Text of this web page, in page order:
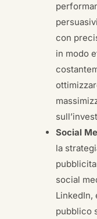
con
in modo
Social
la
social
LinkedIn,
pubblico